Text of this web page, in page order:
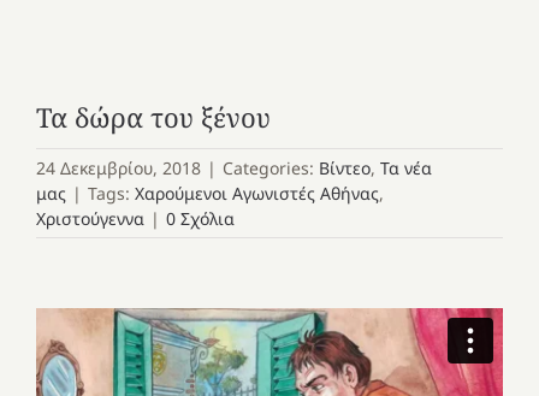
Τα δώρα του ξένου
24 Δεκεμβρίου, 2018 | Categories: Βίντεο, Τα νέα
μας | Tags: Χαρούμενοι Αγωνιστές Αθήνας,
Χριστούγεννα | 0 Σχόλια